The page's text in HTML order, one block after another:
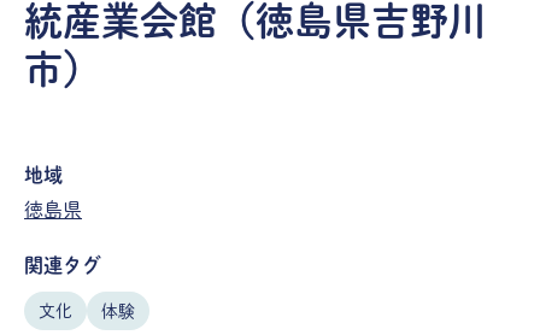
統産業会館（徳島県吉野川
市）
地域
徳島県
関連タグ
文化 体験